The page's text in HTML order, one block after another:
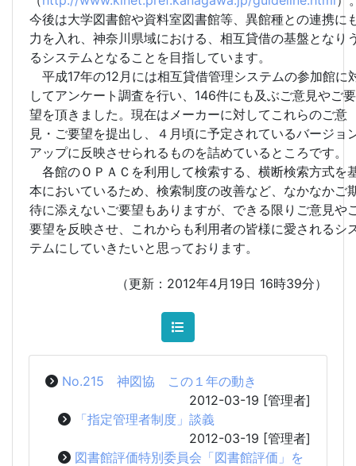
今後は大学図書館や資料室図書館等、異館種との連携に
力を入れ、神奈川県域における、相互貸借の基盤となり
るシステムとなることを目指しています。
平成17年の12月には相互貸借管理システムの参加館に
してアンケート調査を行い、146件にも及ぶご意見やご要
望を頂きました。現在はメーカーに対してこれらのご意
見・ご要望を提出し、４月頃に予定されているバージョ
アップに反映させられるものを詰めているところです。
各館のＯＰＡＣを利用して検索する、横断検索方式を
本においているため、検索制度の改善など、なかなかご
待に添えないご要望もありますが、できる限りご意見や
要望を反映させ、これからも利用者の皆様に愛されるシ
テムにしていきたいと思っております。
（更新：2012年4月19日 16時39分）
No.215 神図協 この１年の動き
2012-03-19 [管理者]
「指定管理者制度」談義
2012-03-19 [管理者]
図書館評価特別委員会「図書館評価」を